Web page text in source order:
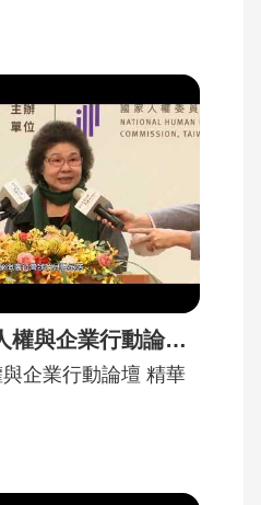
企業行動論壇 精華影片
企業行動論壇 精華